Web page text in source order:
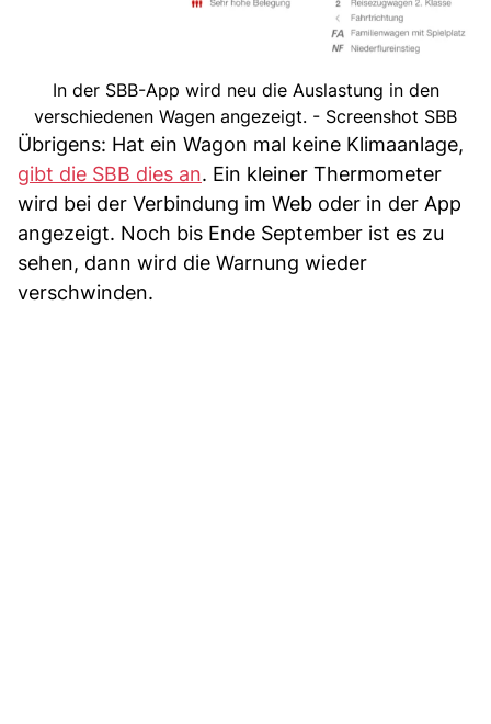
In der SBB-App wird neu die Auslastung in den
verschiedenen Wagen angezeigt. - Screenshot SBB
Übrigens: Hat ein Wagon mal keine Klimaanlage,
gibt die SBB dies an. Ein kleiner Thermometer
wird bei der Verbindung im Web oder in der App
angezeigt. Noch bis Ende September ist es zu
sehen, dann wird die Warnung wieder
verschwinden.